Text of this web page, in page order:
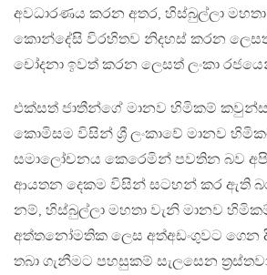
අවධාරණය කරන අතර, හිස්බුල්ලා
කොන්දේසි විරහිතව නිදහස් කරන
චෝදනා ඉවත් කරන ලෙසත් ලංකා
එක්සත් ජාතීන්ගේ මානව හිමිකම්
කොමිසම විසින් ශ්‍රී ලංකාවේ මානව
සමාලෝචනය කෙරෙමින් පවතින බව
ආයතන දෙකම විසින් සටහන් කර ඇති
නම්, හිස්බුල්ලා මහතා වැනි මානව
අත්තනෝමතික ලෙස අත්අඩංගුවට ගෙන
තබා ගැනීමට පහසුකම් සැලසෙන